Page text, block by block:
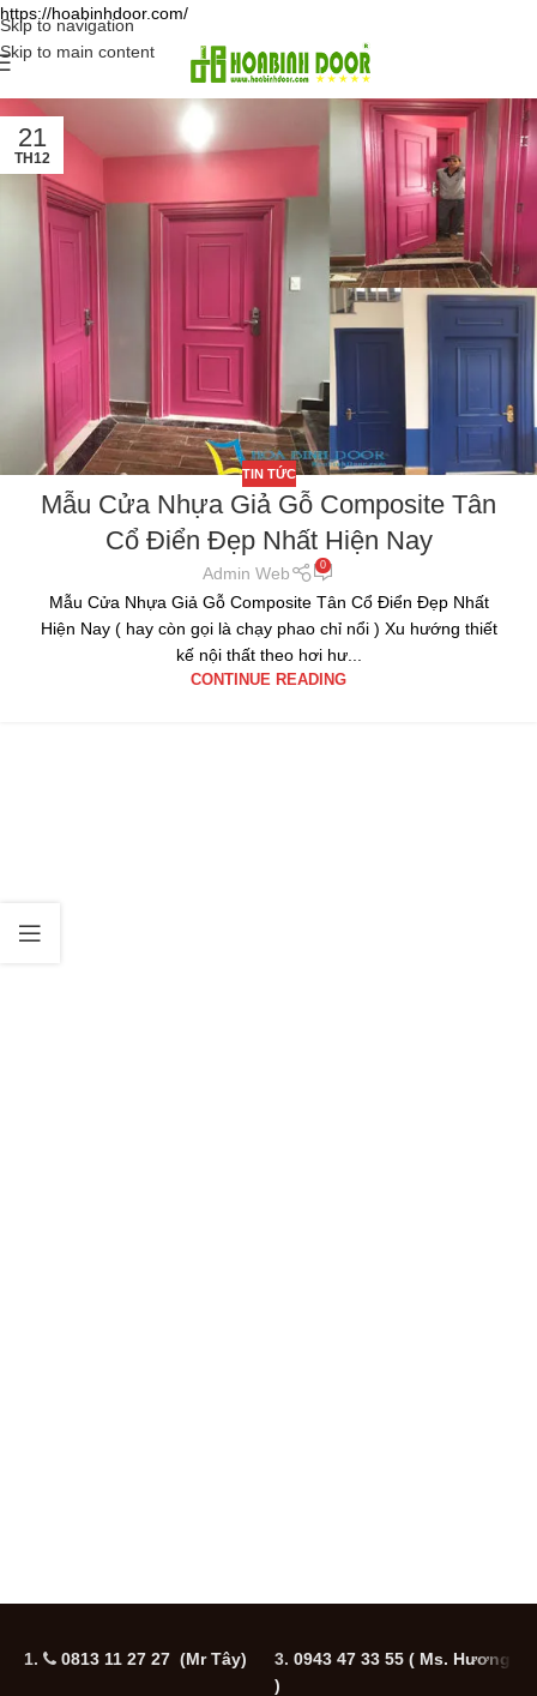
https://hoabinhdoor.com/
Skip to navigation
Skip to main content
21
TH12
TIN TỨC
Mẫu Cửa Nhựa Giả Gỗ Composite Tân
Cổ Điển Đẹp Nhất Hiện Nay
Admin Web 0
Mẫu Cửa Nhựa Giả Gỗ Composite Tân Cổ Điển Đẹp Nhất
Hiện Nay ( hay còn gọi là chạy phao chỉ nổi ) Xu hướng thiết
kế nội thất theo hơi hư...
CONTINUE READING
1. 0813 11 27 27 (Mr Tây) 3. 0943 47 33 55 ( Ms. Hương
)